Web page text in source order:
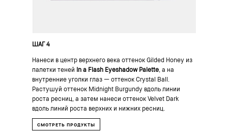
ШАГ 4
Нанеси в центр верхнего века оттенок Gilded Honey из
палетки теней In a Flash Eyeshadow Palette, а на
внутренние уголки глаз — оттенок Crystal Ball.
Растушуй оттенок Midnight Burgundy вдоль линии
роста ресниц, а затем нанеси оттенок Velvet Dark
вдоль линий роста верхних и нижних ресниц.
СМОТРЕТЬ ПРОДУКТЫ